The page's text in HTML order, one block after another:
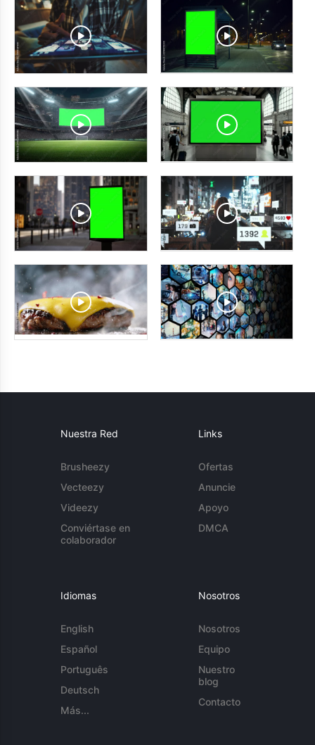
Nuestra Red
Brusheezy
Vecteezy
Videezy
Conviértase en
colaborador
Links
Ofertas
Anuncie
Apoyo
DMCA
Idiomas
English
Español
Português
Deutsch
Más...
Nosotros
Nosotros
Equipo
Nuestro
blog
Contacto